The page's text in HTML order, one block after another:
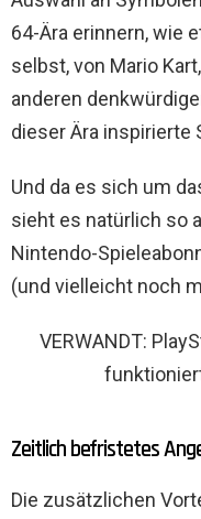
64-Ära erinnern, wie
selbst, von Mario
anderen
dieser Ära inspirierte
Und da es sich um
sieht es natürlich so
Nintendo-
(und vielleicht noch
VERWANDT:
Zeitlich befristetes
Die zusätzlichen